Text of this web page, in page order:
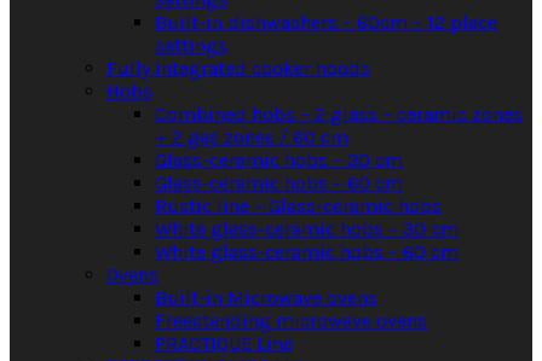
Built-in dishwashers – 60cm – 12 place
settings
Fully integrated cooker hoods
Hobs
Combined hobs – 2 glass – ceramic zones
+ 2 gas zones / 60 cm
Glass-ceramic hobs – 30 cm
Glass-ceramic hobs – 60 cm
Rustic line – Glass-ceramic hobs
White glass-ceramic hobs – 30 cm
White glass-ceramic hobs – 60 cm
Ovens
Built-in Microwave ovens
Freestanding microwave ovens
PRACTIQUE Line